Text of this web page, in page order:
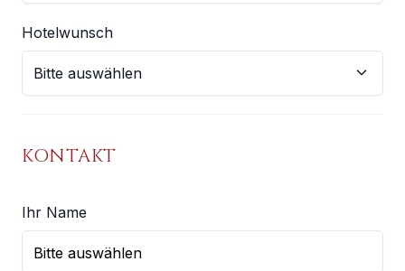
Hotelwunsch
KONTAKT
Ihr Name